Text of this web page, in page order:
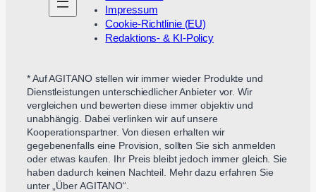
Impressum
Cookie-Richtlinie (EU)
Redaktions- & KI-Policy
* Auf AGITANO stellen wir immer wieder Produkte und
Dienstleistungen unterschiedlicher Anbieter vor. Wir
vergleichen und bewerten diese immer objektiv und
unabhängig. Dabei verlinken wir auf unsere
Kooperationspartner. Von diesen erhalten wir
gegebenenfalls eine Provision, sollten Sie sich anmelden
oder etwas kaufen. Ihr Preis bleibt jedoch immer gleich. Sie
haben dadurch keinen Nachteil. Mehr dazu erfahren Sie
unter „Über AGITANO“.